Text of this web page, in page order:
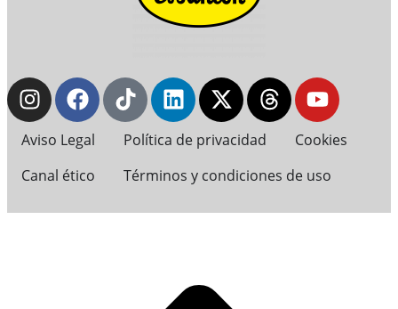
Aviso Legal Política de privacidad
Cookies
Canal ético
Términos y condiciones de uso